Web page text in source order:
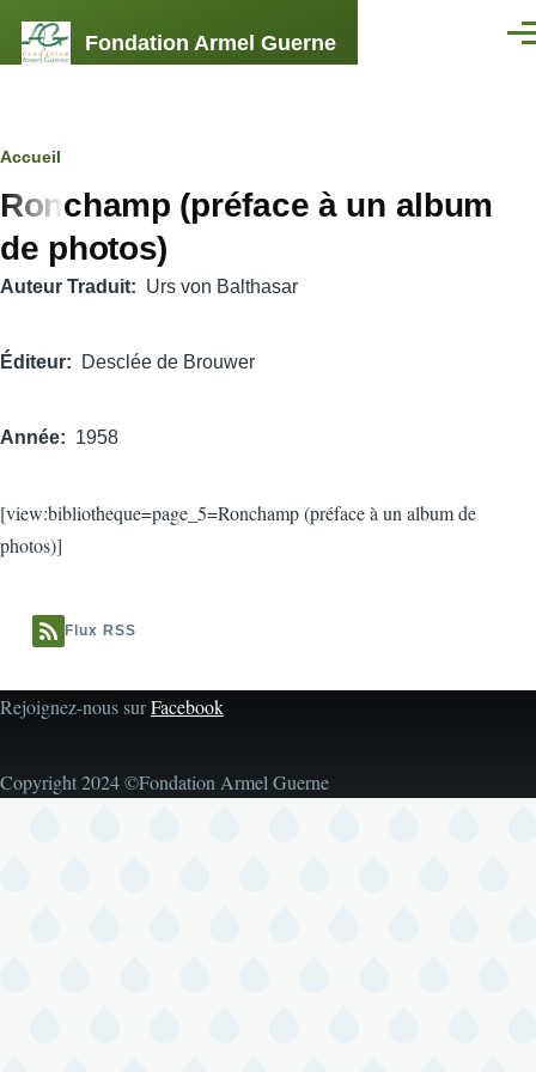
Fondation Armel Guerne
Fil
d'Ariane
Accueil
Ronchamp (préface à un album
de photos)
Auteur Traduit Urs von Balthasar
Éditeur Desclée de Brouwer
Année 1958
[view:bibliotheque=page_5=Ronchamp (préface à un album de
photos)]
Flux RSS
Rejoignez-nous surFacebook
Copyright 2024 ©Fondation Armel Guerne